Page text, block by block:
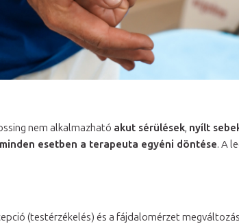
nem alkalmazható akut sérülések, nyílt
minden esetben a terapeuta egyéni döntése. A
(testérzékelés) és a fájdalomérzet